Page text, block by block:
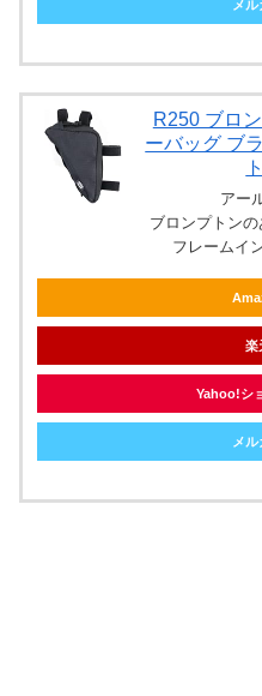
メル
R250 ブロ
ーバッグ ブ
アー
ブロンプトン
フレームイ
楽
Yahoo!シ
メル